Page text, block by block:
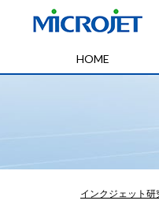
HOME
インクジェット研